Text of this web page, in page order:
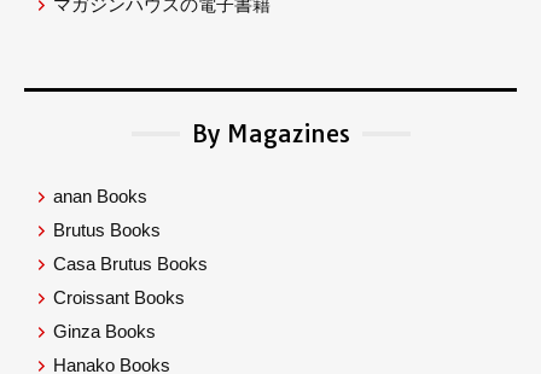
By Magazines
anan Books
Brutus Books
Casa Brutus Books
Croissant Books
Ginza Books
Hanako Books